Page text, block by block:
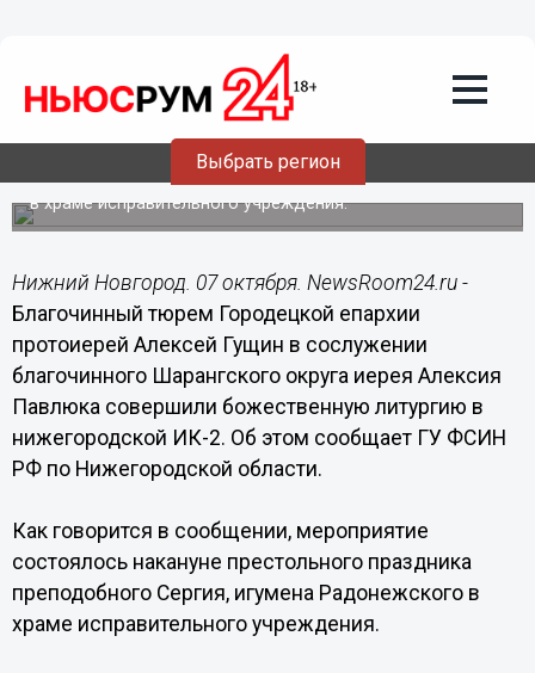
Выбрать регион
Божественную литургию совершили в
нижегородской ИК-2
Мероприятие состоялось накануне престольного
праздника преподобного Сергия, игумена Радонежского
в храме исправительного учреждения.
Нижний Новгород. 07 октября. NewsRoom24.ru -
Благочинный тюрем Городецкой епархии
протоиерей Алексей Гущин в сослужении
благочинного Шарангского округа иерея Алексия
Павлюка совершили божественную литургию в
нижегородской ИК-2. Об этом сообщает ГУ ФСИН
РФ по Нижегородской области.
Как говорится в сообщении, мероприятие
состоялось накануне престольного праздника
преподобного Сергия, игумена Радонежского в
храме исправительного учреждения.